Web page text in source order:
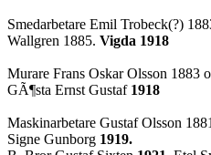
Smedarbetare Emil Trobeck(?)
Wallgren 1885. Vigda 1918
Murare Frans Oskar Olsson 1883
GÃ¶sta Ernst Gustaf 1918
Maskinarbetare Gustaf Olsson
Signe Gunborg 1919.